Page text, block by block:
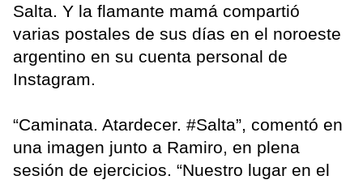
Salta. Y la flamante mamá compartió
varias postales de sus días en el noroeste
argentino en su cuenta personal de
Instagram.
“Caminata. Atardecer. #Salta”, comentó en
una imagen junto a Ramiro, en plena
sesión de ejercicios. “Nuestro lugar en el